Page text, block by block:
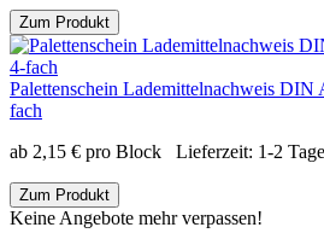
Zum Produkt
Palettenschein Lademittelnachweis DIN
fach
ab 2,15 € pro Block Lieferzeit: 1-2 Tage
Zum Produkt
Keine Angebote mehr verpassen!